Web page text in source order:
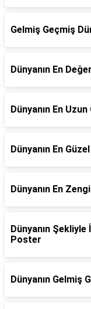
Gelmiş Geçmiş
Dünyanın En
Dünyanın En
Dünyanın En
Dünyanın En
Dünyanın
Poster
Dünyanın Gelmiş